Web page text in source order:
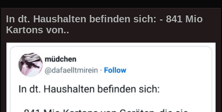
In dt. Haushalten befinden sich: - 841 Mio
Kartons von..